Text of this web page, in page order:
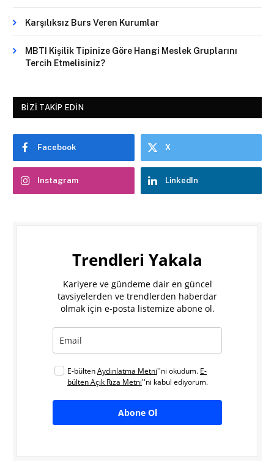
Karşılıksız Burs Veren Kurumlar
MBTI Kişilik Tipinize Göre Hangi Meslek Gruplarını
Tercih Etmelisiniz?
BIZI TAKIP EDIN
Facebook X
Instagram LinkedIn
Trendleri Yakala
Kariyere ve gündeme dair en güncel
tavsiyelerden ve trendlerden haberdar
olmak için e-posta listemize abone ol.
E-bültenAydınlatma Metni''ni okudum. E-
bülten Açık Rıza Metni''ni kabul ediyorum.
Abone Ol